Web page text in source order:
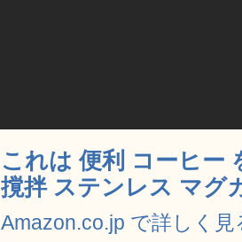
これは 便利 コーヒー
撹拌 ステンレス マグ
Amazon.co.jp で詳しく見